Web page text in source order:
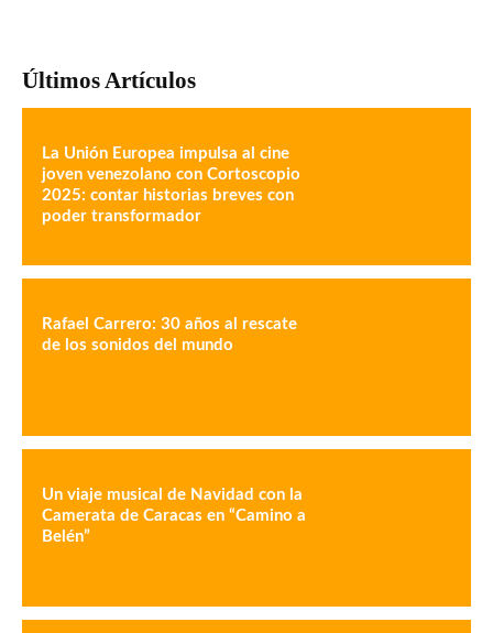
Últimos Artículos
La Unión Europea impulsa al cine
joven venezolano con Cortoscopio
2025: contar historias breves con
poder transformador
Rafael Carrero: 30 años al rescate
de los sonidos del mundo
Un viaje musical de Navidad con la
Camerata de Caracas en “Camino a
Belén”